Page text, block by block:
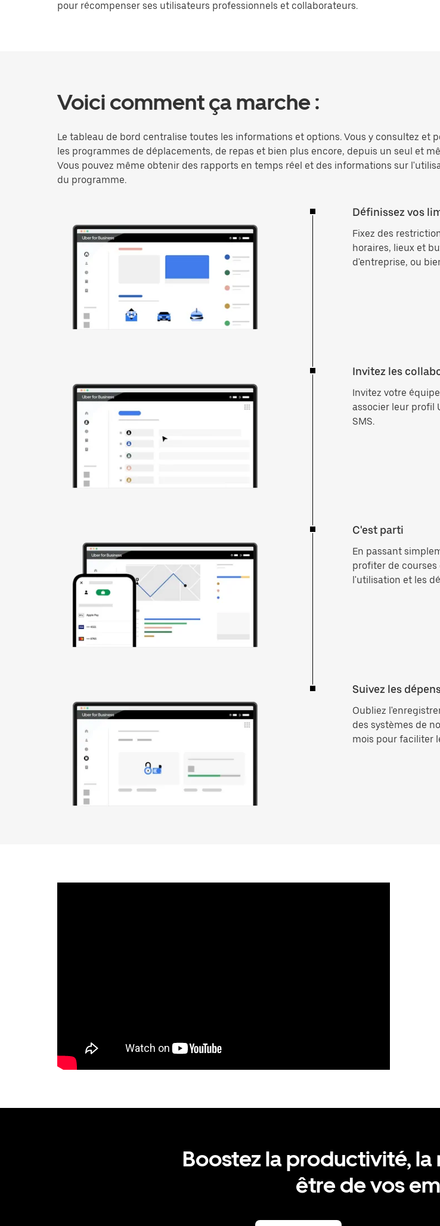
pour récompenser ses utilisateurs professionnels et collaborateurs.
Voici comment ça marche :
Le tableau de bord centralise toutes les informations et options. Vous y consultez et
les programmes de déplacements, de repas et bien plus encore, depuis un seul et
Vous pouvez même obtenir des rapports en temps réel et des informations sur
du programme.
Définissez vos
Fixez des
horaires, lieux et
d'entreprise, ou
Invitez les
Invitez votre
associer leur profil
SMS.
C'est parti
En passant
profiter de courses
l'utilisation et les
Suivez les
Oubliez
des systèmes de
mois pour faciliter
Boostez la productivité,
être de vos